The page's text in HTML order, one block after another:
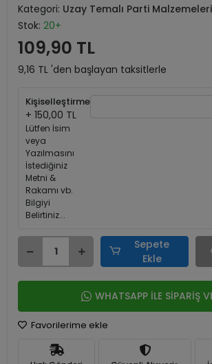
Kategori: Uzay Temalı Parti Malzemeleri
Stok: 20+
109,90 TL
9,16 TL 'den başlayan taksitlerle
Kişiselleştirme
+ 150,00 TL
Lütfen İsim
veya
Yazılmasını
İstediğiniz
Metni &
Rakamı vb.
Bilgiyi
Belirtiniz...
Sepete
Ekle
WHATSAPP İLE SİPARİŞ
Favorilerime ekle